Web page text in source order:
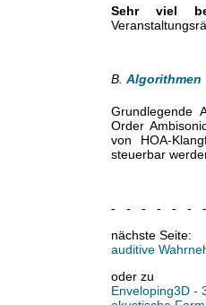
Sehr viel
B. Algorithmen
Grundlegende
Order
von HOA-
steuerbar
- - - - - -
nächste Seite:
auditive
oder zu
Enveloping3D -